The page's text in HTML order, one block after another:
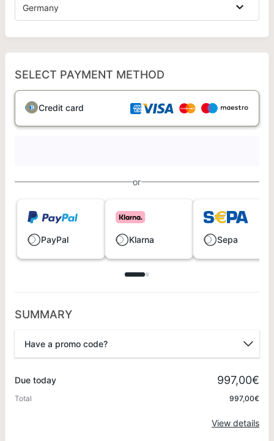
Germany
SELECT PAYMENT METHOD
Credit card
or
PayPal Klarna Sepa
SUMMARY
Have a promo code?
Due today 997,00€
Total 997,00€
View details